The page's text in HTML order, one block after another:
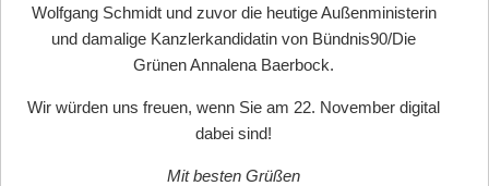
Wolfgang Schmidt und zuvor die heutige Außenministerin
und damalige Kanzlerkandidatin von Bündnis90/Die
Grünen Annalena Baerbock.
Wir würden uns freuen, wenn Sie am 22. November digital
dabei sind!
Mit besten Grüßen